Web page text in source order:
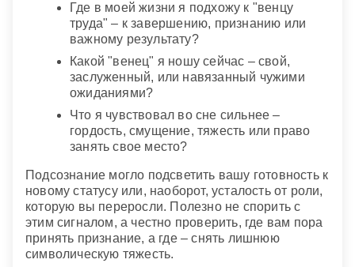
Где в моей жизни я подхожу к "венцу
труда" – к завершению, признанию или
важному результату?
Какой "венец" я ношу сейчас – свой,
заслуженный, или навязанный чужими
ожиданиями?
Что я чувствовал во сне сильнее –
гордость, смущение, тяжесть или право
занять свое место?
Подсознание могло подсветить вашу готовность к
новому статусу или, наоборот, усталость от роли,
которую вы переросли. Полезно не спорить с
этим сигналом, а честно проверить, где вам пора
принять признание, а где – снять лишнюю
символическую тяжесть.